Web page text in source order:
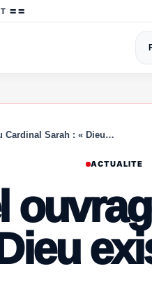
〓〓
Cardinal Sarah : « Dieu…
ACTUALITE